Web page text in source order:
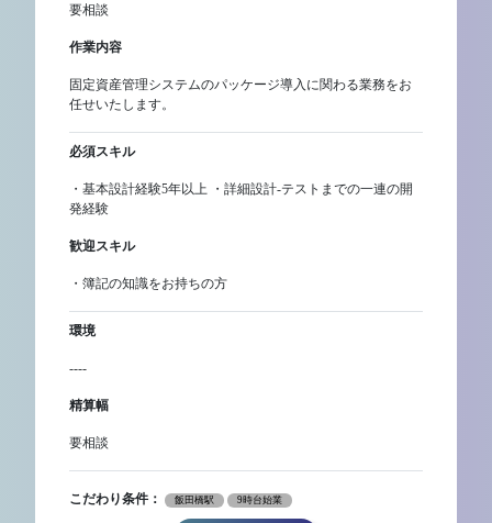
要相談
作業内容
固定資産管理システムのパッケージ導入に関わる業務をお
任せいたします。
必須スキル
・基本設計経験5年以上 ・詳細設計-テストまでの一連の開
発経験
歓迎スキル
・簿記の知識をお持ちの方
環境
----
精算幅
要相談
こだわり条件： 飯田橋駅 9時台始業